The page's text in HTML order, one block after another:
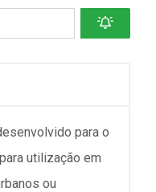
para o
utilização em
ou